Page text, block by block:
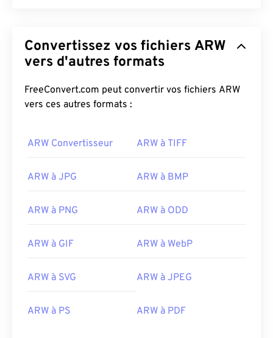
Convertissez vos fichiers ARW
vers d'autres formats
FreeConvert.com peut convertir vos fichiers ARW
vers ces autres formats :
ARW Convertisseur ARW à TIFF
ARW à JPG ARW à BMP
ARW à PNG ARW à ODD
ARW à GIF ARW à WebP
ARW à SVG ARW à JPEG
ARW à PS ARW à PDF